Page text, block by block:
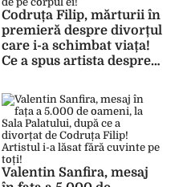
Codruța Filip, mărturii în
premieră despre divorțul
care i-a schimbat viața!
Ce a spus artista despre
ei!
Valentin Sanfira, mesaj